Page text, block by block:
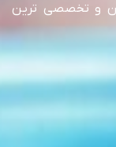
و تخصصی ترین